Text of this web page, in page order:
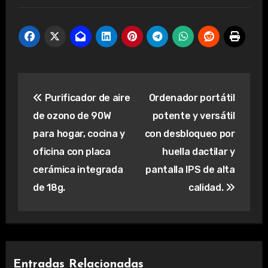
de
entradas
Purificador de aire
de ozono de 90W
para hogar, cocina y
oficina con placa
cerámica integrada
de 18g.
Ordenador portátil
potente y versátil
con desbloqueo por
huella dactilar y
pantalla IPS de alta
calidad.
Entradas Relacionadas